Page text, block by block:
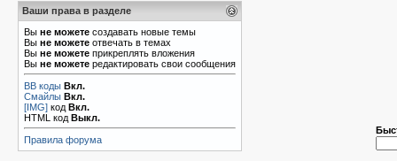
Ваши права в разделе
Вы не можете создавать новые темы
Вы не можете отвечать в темах
Вы не можете прикреплять вложения
Вы не можете редактировать свои сообщения
BB коды Вкл.
Смайлы Вкл.
[IMG] код Вкл.
HTML код Выкл.
Правила форума